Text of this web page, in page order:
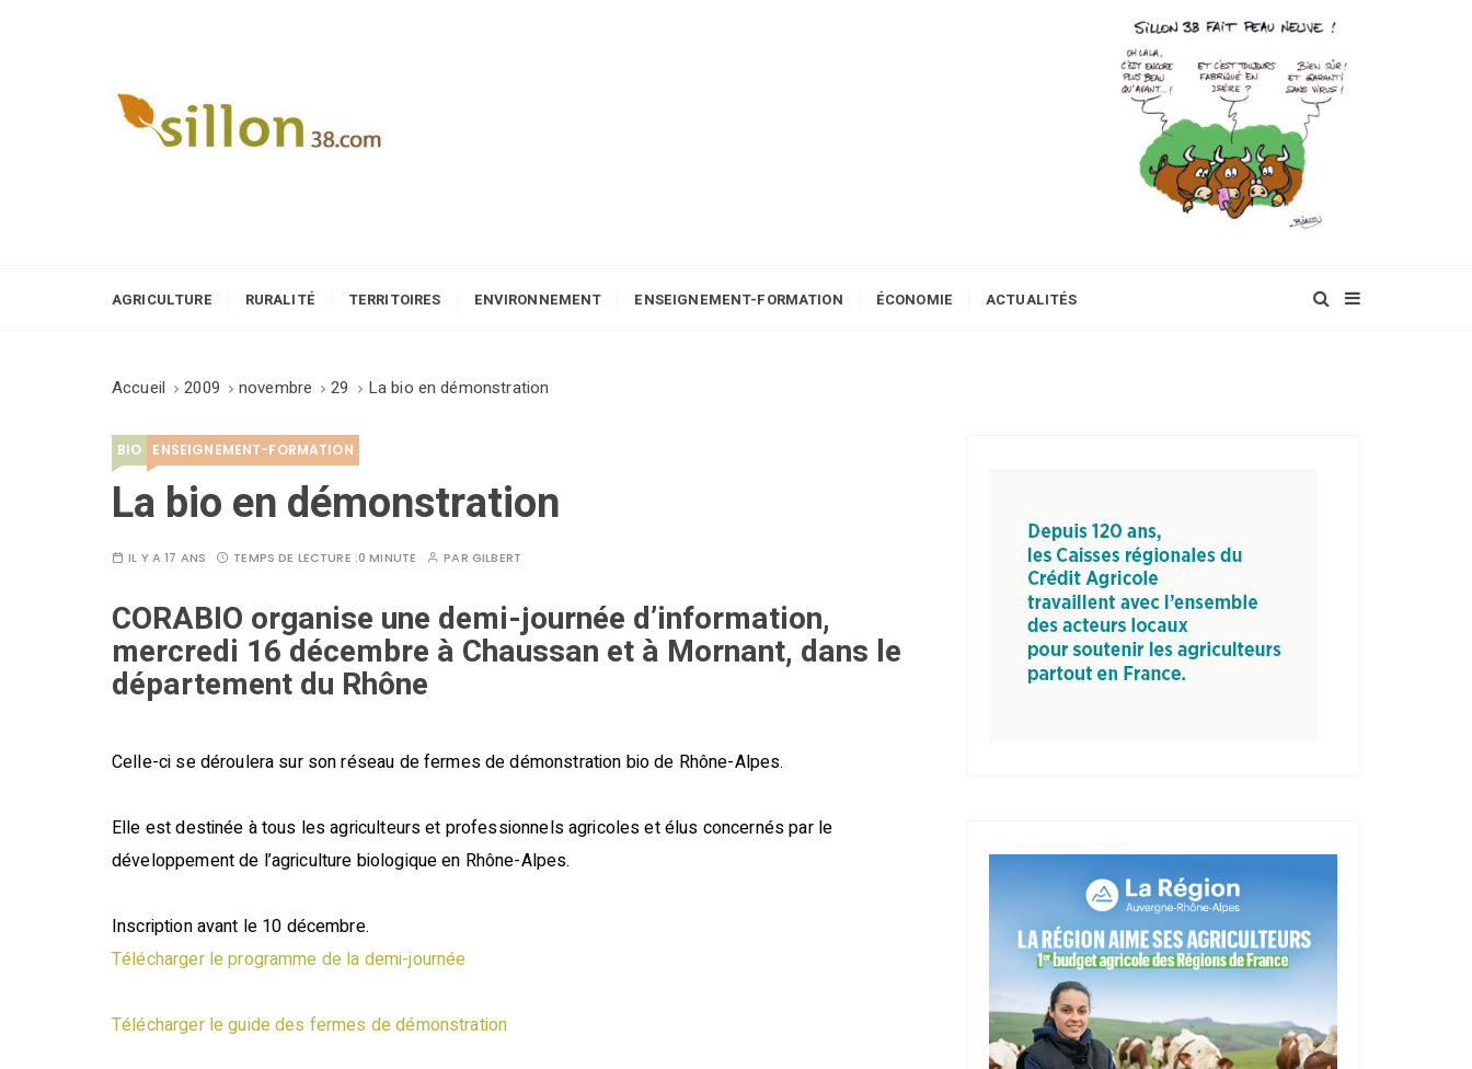
AGRICULTURE RURALITÉ TERRITOIRES ENVIRONNEMENT ENSEIGNEMENT-FORMATION ÉCONOMIE ACTUALITÉS
Accueil 2009 novembre 29 La bio en démonstration
BIO ENSEIGNEMENT-FORMATION
La bio en démonstration
IL Y A 17 ANS TEMPS DE LECTURE :0 MINUTE PAR GILBERT
CORABIO organise une demi-journée d’information,
mercredi 16 décembre à Chaussan et à Mornant, dans le
département du Rhône
Celle-ci se déroulera sur son réseau de fermes de démonstration bio de Rhône-Alpes.
Elle est destinée à tous les agriculteurs et professionnels agricoles et élus concernés par le
développement de l’agriculture biologique en Rhône-Alpes.
Inscription avant le 10 décembre.
Télécharger le programme de la demi-journée
Télécharger le guide des fermes de démonstration